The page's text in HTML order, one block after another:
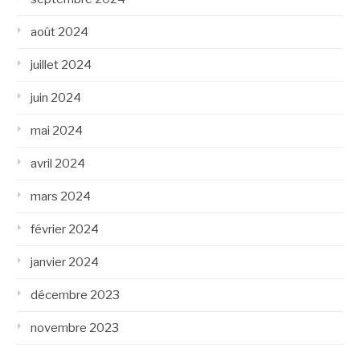
août 2024
juillet 2024
juin 2024
mai 2024
avril 2024
mars 2024
février 2024
janvier 2024
décembre 2023
novembre 2023